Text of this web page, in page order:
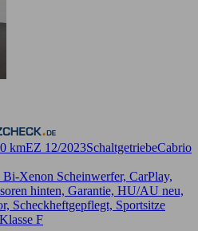
kmEZ 12/2023SchaltgetriebeCabrio
Xenon Scheinwerfer, CarPlay,
hinten, Garantie, HU/AU neu,
Scheckheftgepflegt, Sportsitze
F